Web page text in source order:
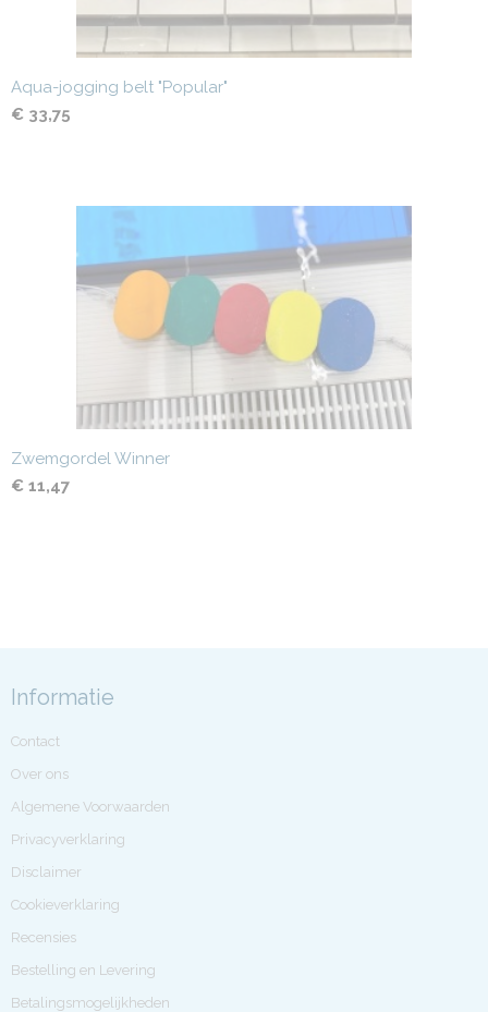
Aqua-jogging belt "Popular"
€ 33,75
Zwemgordel Winner
€ 11,47
Informatie
Contact
Over ons
Algemene Voorwaarden
Privacyverklaring
Disclaimer
Cookieverklaring
Recensies
Bestelling en Levering
Betalingsmogelijkheden